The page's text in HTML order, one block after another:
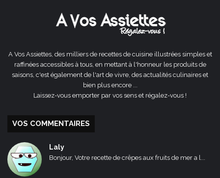
A Vos Assiettes, des milliers de recettes de cuisine illustrées simples et
raffinées accessibles à tous, en mettant à l'honneur les produits de
saisons, c'est également de l'art de vivre, des actualités culinaires et
bien plus encore ...
Laissez-vous emporter par vos sens et régalez-vous !
VOS COMMENTAIRES
Laly
Bonjour, Votre recette de crêpes aux fruits de mer a l...